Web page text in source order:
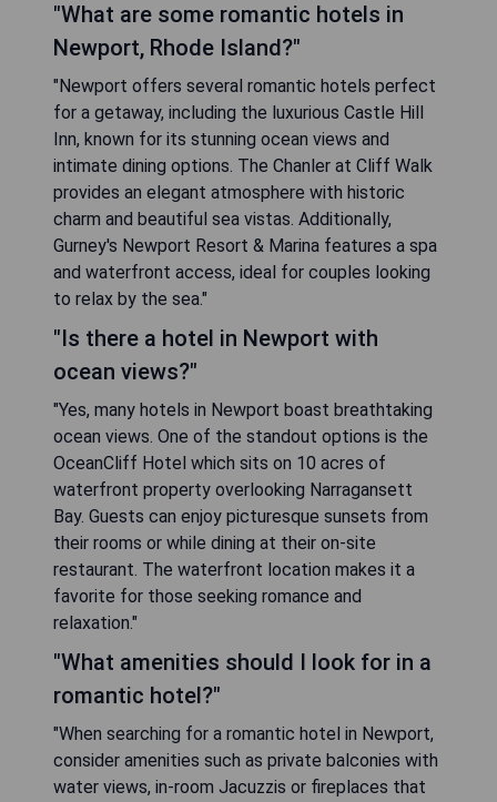
"What are some romantic hotels in
Newport, Rhode Island?"
"Newport offers several romantic hotels perfect
for a getaway, including the luxurious Castle Hill
Inn, known for its stunning ocean views and
intimate dining options. The Chanler at Cliff Walk
provides an elegant atmosphere with historic
charm and beautiful sea vistas. Additionally,
Gurney's Newport Resort & Marina features a spa
and waterfront access, ideal for couples looking
to relax by the sea."
"Is there a hotel in Newport with
ocean views?"
"Yes, many hotels in Newport boast breathtaking
ocean views. One of the standout options is the
OceanCliff Hotel which sits on 10 acres of
waterfront property overlooking Narragansett
Bay. Guests can enjoy picturesque sunsets from
their rooms or while dining at their on-site
restaurant. The waterfront location makes it a
favorite for those seeking romance and
relaxation."
"What amenities should I look for in a
romantic hotel?"
"When searching for a romantic hotel in Newport,
consider amenities such as private balconies with
water views, in-room Jacuzzis or fireplaces that